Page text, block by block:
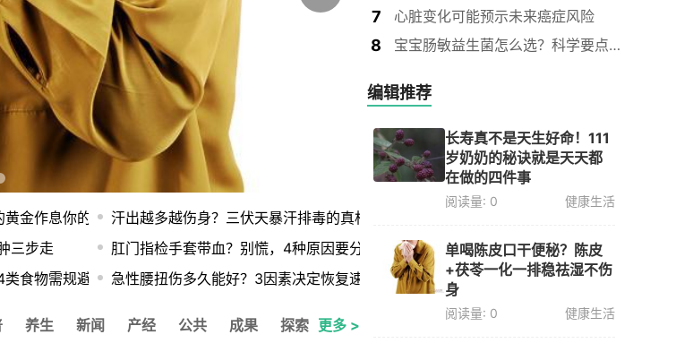
金作息你的身体在等你汗出越多越伤身？三伏天暴汗排毒的真相太扎心
三步走
肛门指检手套带血？别慌，4种原因要分清
食物需规避促康复急性腰扭伤多久能好？3因素决定恢复速度
养生 新闻 产经 公共 成果 探索 更多 >
7 心脏变化可能预示未来癌症风险
8 宝宝肠敏益生菌怎么选？科学要点一文讲清
编辑推荐
长寿真不是天生好命！111
岁奶奶的秘诀就是天天都
在做的四件事
阅读量: 0 健康生活
单喝陈皮口干便秘？陈皮
+茯苓一化一排稳祛湿不伤
身
阅读量: 0 健康生活